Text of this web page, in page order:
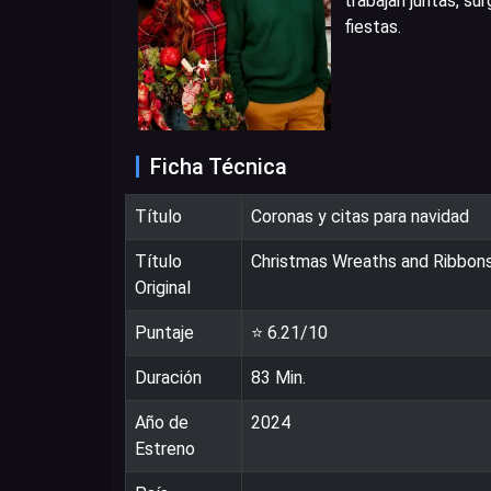
fiestas.
Ficha Técnica
Título Coronas y citas para navidad
Título
Original
Christmas Wreaths and
Puntaje ⭐ 6.21/10
Duración 83 Min.
Año de
Estreno
2024